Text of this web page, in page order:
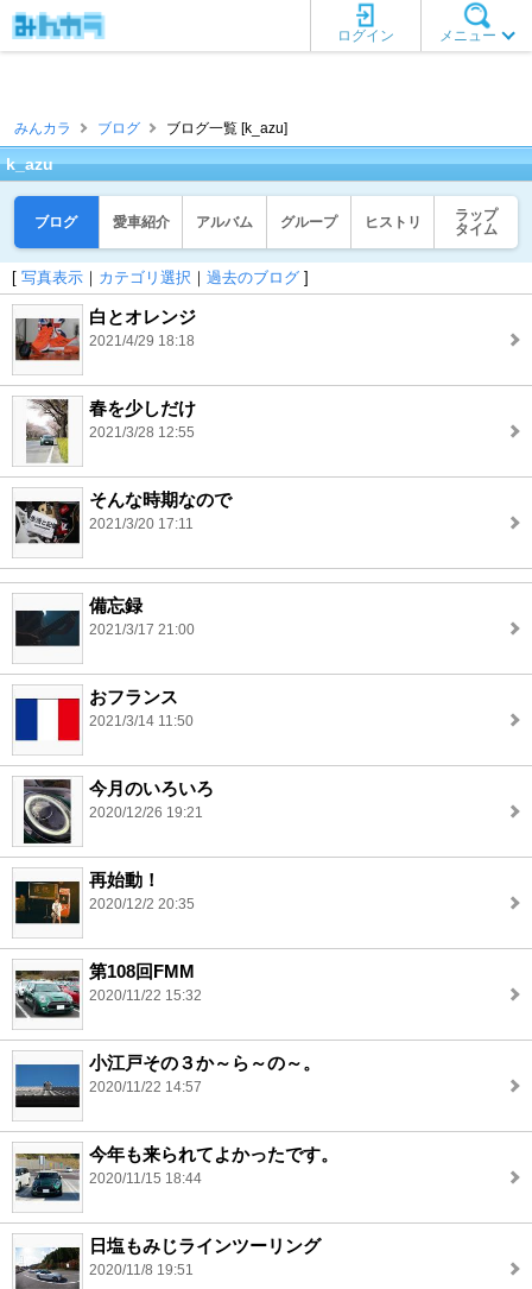
メニュー
ログイン
みんカラ ブログ ブログ一覧 [k_azu]
k_azu
ブログ 愛車紹介 アルバム グループ ヒストリ
ラップ
タイム
[ 写真表示 ｜ カテゴリ選択 ｜ 過去のブログ ]
白とオレンジ
2021/4/29 18:18
春を少しだけ
2021/3/28 12:55
そんな時期なので
2021/3/20 17:11
備忘録
2021/3/17 21:00
おフランス
2021/3/14 11:50
今月のいろいろ
2020/12/26 19:21
再始動！
2020/12/2 20:35
第108回FMM
2020/11/22 15:32
小江戸その３か～ら～の～。
2020/11/22 14:57
今年も来られてよかったです。
2020/11/15 18:44
日塩もみじラインツーリング
2020/11/8 19:51